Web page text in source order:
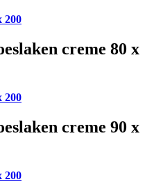
200
creme 80 x
200
creme 90 x
200